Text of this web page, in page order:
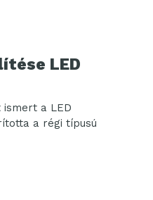
LED
a LED
a régi típusú